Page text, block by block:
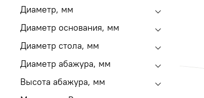
Диаметр, мм
Диаметр основания, мм
Диаметр стола, мм
Диаметр абажура, мм
Высота абажура, мм